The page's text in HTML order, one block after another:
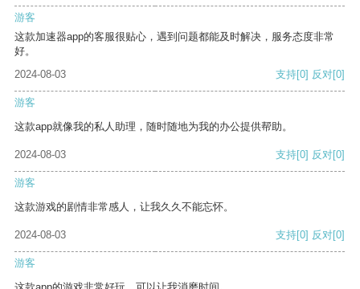
游客
这款加速器app的客服很贴心，遇到问题都能及时解决，服务态度非常
好。
2024-08-03
支持[0] 反对[0]
游客
这款app就像我的私人助理，随时随地为我的办公提供帮助。
2024-08-03 支持[0] 反对[0]
游客
这款游戏的剧情非常感人，让我久久不能忘怀。
2024-08-03 支持[0] 反对[0]
游客